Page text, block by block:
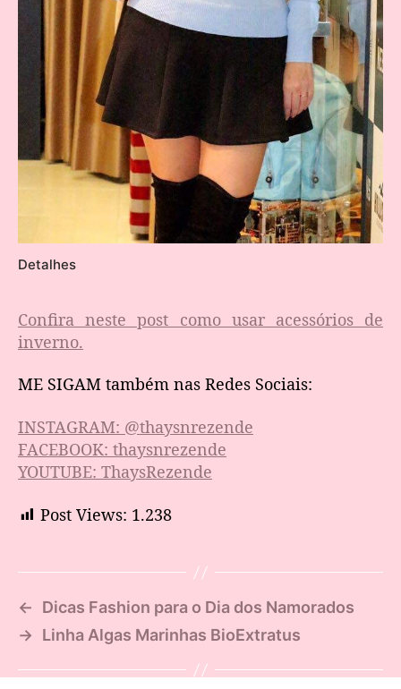
Detalhes
Confira neste post como usar acessórios de
inverno.
ME SIGAM também nas Redes Sociais:
INSTAGRAM: @thaysnrezende
FACEBOOK: thaysnrezende
YOUTUBE: ThaysRezende
Post Views: 1.238
←
Dicas Fashion para o Dia dos Namorados
→
Linha Algas Marinhas BioExtratus